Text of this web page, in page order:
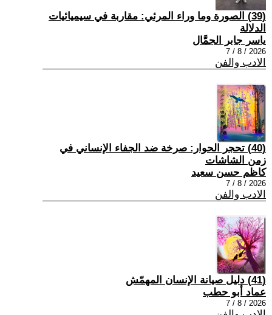
(39) الصورة وما وراء المرئي: مقاربة في سيميائيات
الدلالة
ياسر جابر الجمَّال
2026 / 8 / 7
الادب والفن
(40) تحجر الحوار: صرخة ضد الجفاء الإنساني في
زمن الشاشات
كاظم حسن سعيد
2026 / 8 / 7
الادب والفن
(41) دليل صيانة الإنسان المهمّش
عماد أبو حطب
2026 / 8 / 7